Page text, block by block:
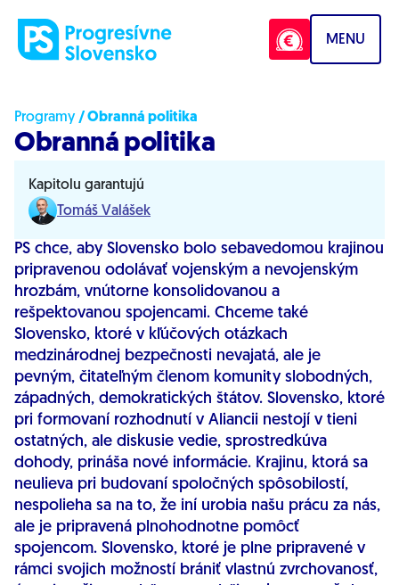
MENU
Programy / Obranná politika
Obranná politika
Kapitolu garantujú
Tomáš Valášek
PS chce, aby Slovensko bolo sebavedomou krajinou
pripravenou odolávať vojenským a nevojenským
hrozbám, vnútorne konsolidovanou a
rešpektovanou spojencami. Chceme také
Slovensko, ktoré v kľúčových otázkach
medzinárodnej bezpečnosti nevajatá, ale je
pevným, čitateľným členom komunity slobodných,
západných, demokratických štátov. Slovensko, ktoré
pri formovaní rozhodnutí v Aliancii nestojí v tieni
ostatných, ale diskusie vedie, sprostredkúva
dohody, prináša nové informácie. Krajinu, ktorá sa
neulieva pri budovaní spoločných spôsobilostí,
nespolieha sa na to, že iní urobia našu prácu za nás,
ale je pripravená plnohodnotne pomôcť
spojencom. Slovensko, ktoré je plne pripravené v
rámci svojich možností brániť vlastnú zvrchovanosť,